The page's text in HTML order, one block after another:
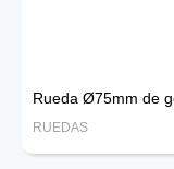
Rueda Ø75mm de
RUEDAS